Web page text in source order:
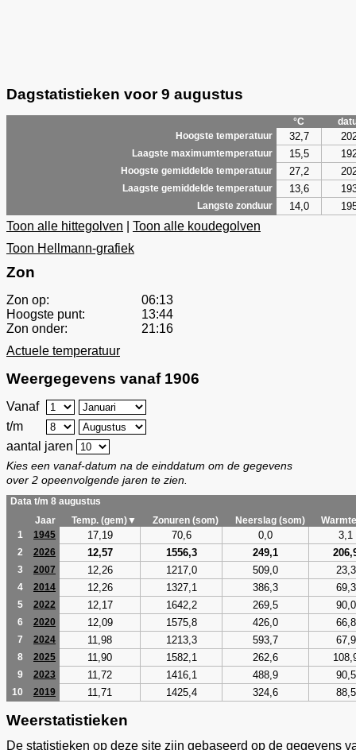
Dagstatistieken voor 9 augustus
°C
Hoogste temperatuur
32,7
Laagste maximumtemperatuur 15,5
Hoogste gemiddelde temperatuur 27,2
Laagste gemiddelde temperatuur 13,6
Langste zonduur 14,0
Toon alle hittegolven
Toon alle koudegolven
Toon Hellmann-grafiek
Zon
Zon op:
06:13
Hoogste punt:
13:44
Zon onder:
21:16
Actuele temperatuur
Weergegevens vanaf 1906
Vanaf
t/m
aantal jaren
Kies een vanaf-datum na de einddatum om de gegevens
over 2 opeenvolgende jaren te zien.
Data t/m 8 augustus
Jaar
Temp. (gem)▼ Zonuren (som) Neerslag (som)
1
1945 17,19 70,6 0,0 3,1
2 2026 12,57 1556,3 249,1
3 2007 12,26 1217,0 509,0 23,3
4 2014 12,26 1327,1 386,3 69,3
5 2022 12,17 1642,2 269,5 90,0
6 2020 12,09 1575,8 426,0 66,8
7 2024 11,98 1213,3 593,7 67,9
8 2025 11,90 1582,1 262,6
9 2023 11,72 1416,1 488,9 90,5
10 2019 11,71 1425,4 324,6 88,5
Weerstatistieken
De statistieken op deze site zijn gebaseerd op de gegevens